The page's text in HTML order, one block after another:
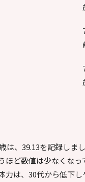
は、39.13を記録しまし
ほど数値は少なくなっ
力は、30代から低下し